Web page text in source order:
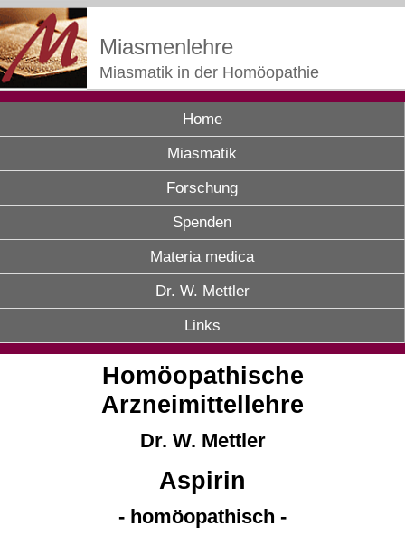
Miasmenlehre
Miasmatik in der Homöopathie
Home
Miasmatik
Forschung
Spenden
Materia medica
Dr. W. Mettler
Links
Homöopathische
Arzneimittellehre
Dr. W. Mettler
Aspirin
- homöopathisch -